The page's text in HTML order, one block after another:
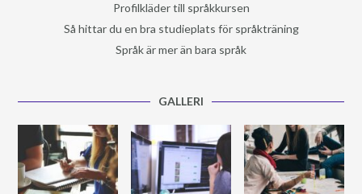
Profilkläder till språkkursen
Så hittar du en bra studieplats för språkträning
Språk är mer än bara språk
GALLERI